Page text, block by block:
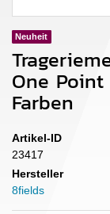
Neuheit
One
Farben
Artikel-ID
23417
Hersteller
8fields